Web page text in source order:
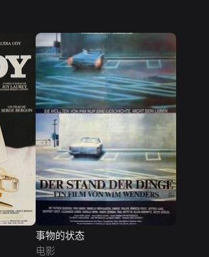
事物的状态
电影